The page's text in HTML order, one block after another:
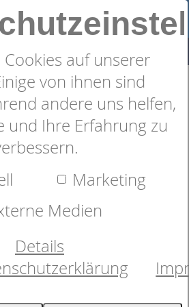
auf unserer
von ihnen sind
andere uns helfen,
und Ihre Erfahrung zu
Marketing
Medien
Details
und
unserem Onlineshop für
Entdecken Sie eine
an Produkten für Ihr
luxuriöse